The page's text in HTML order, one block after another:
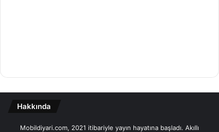
Hakkında
Mobildiyari.com, 2021 itibariyle yayın hayatına başladı. Akıllı